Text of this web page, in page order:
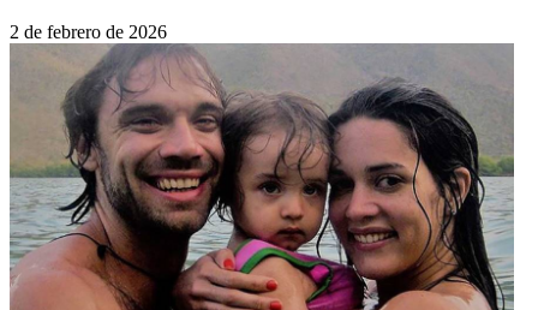
2 de febrero de 2026